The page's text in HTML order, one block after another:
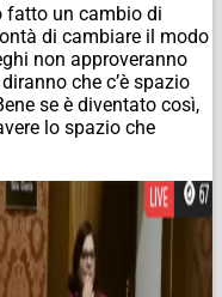
fatto un cambio di
di cambiare il modo
non approveranno
che c’è spazio
se è diventato così,
lo spazio che